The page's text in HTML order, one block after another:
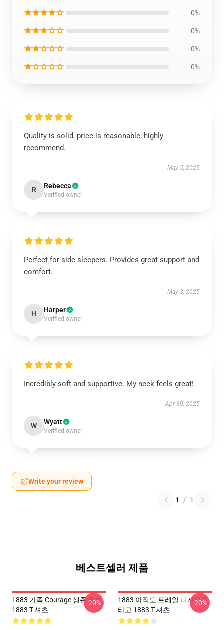
★★★★☆ 0%
★★★☆☆ 0%
★★☆☆☆ 0%
★☆☆☆☆ 0%
Quality is solid, price is reasonable, highly
recommend.
May 5, 2025
R Rebecca
Verified owner
Perfect for side sleepers. Provides great support and
comfort.
May 3, 2025
H Harper
Verified owner
Incredibly soft and supportive. My neck feels great!
Apr 30, 2025
W Wyatt
Verified owner
Write your review
1 / 1
베스트셀러 제품
1883 가족 Courage 생존 유행
1883 T-셔츠
-20%
1883 아직도 트레일 디자인을
타고 1883 T-셔츠
-20%